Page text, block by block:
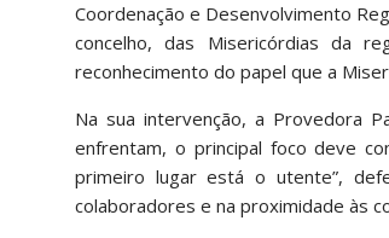
Coordenação e Desenvolvimento
concelho, das Misericórdias da
reconhecimento do papel que a
Na sua intervenção, a Provedora
enfrentam, o principal foco deve
primeiro lugar está o utente”,
colaboradores e na proximidade às